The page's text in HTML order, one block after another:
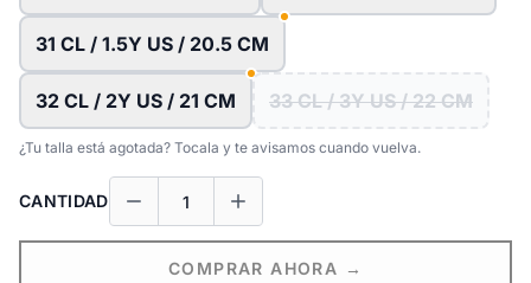
31 CL / 1.5Y US / 20.5 CM
32 CL / 2Y US / 21 CM 33 CL / 3Y US / 22 CM
¿Tu talla está agotada? Tocala y te avisamos cuando vuelva.
CANTIDAD
COMPRAR AHORA →